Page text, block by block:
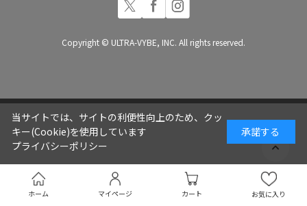
ホーム マイページ カート お気に入り
Copyright © ULTRA-VYBE, INC. All rights reserved.
当サイトでは、サイトの利便性向上のため、クッ
キー(Cookie)を使用しています
プライバシーポリシー
承諾する